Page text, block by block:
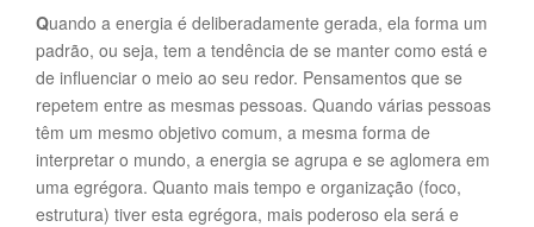
Quando a energia é deliberadamente gerada, ela forma um
padrão, ou seja, tem a tendência de se manter como está e
de influenciar o meio ao seu redor. Pensamentos que se
repetem entre as mesmas pessoas. Quando várias pessoas
têm um mesmo objetivo comum, a mesma forma de
interpretar o mundo, a energia se agrupa e se aglomera em
uma egrégora. Quanto mais tempo e organização (foco,
estrutura) tiver esta egrégora, mais poderoso ela será e